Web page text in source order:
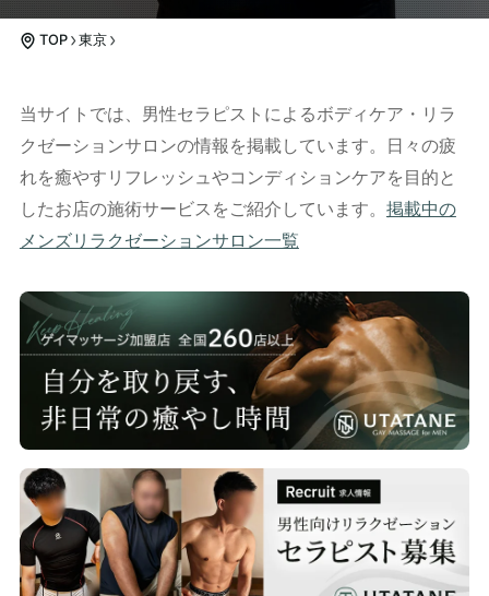
TOP 東京
当サイトでは、男性セラピストによるボディケア・リラ
クゼーションサロンの情報を掲載しています。日々の疲
れを癒やすリフレッシュやコンディションケアを目的と
したお店の施術サービスをご紹介しています。 掲載中の
メンズリラクゼーションサロン一覧